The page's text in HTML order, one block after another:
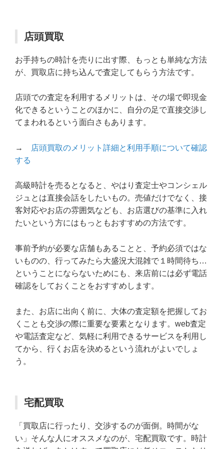
店頭買取
お手持ちの時計を売りに出す際、もっとも単純な方法
が、買取店に持ち込んで査定してもらう方法です。
店頭での査定を利用するメリットは、その場で即現金
化できるということのほかに、自分の足で直接交渉し
てまわれるという面白さもあります。
→
店頭買取のメリット詳細と利用手順について確認
する
高級時計を売るとなると、やはり査定士やコンシェル
ジュとは直接会話をしたいもの。売値だけでなく、接
客対応やお店の雰囲気なども、お店選びの基準に入れ
たいという方にはもっともおすすめの方法です。
事前予約が必要な店舗もあることと、予約必須ではな
いものの、行ってみたら大盛況大混雑で１時間待ち…
ということにならないためにも、来店前には必ず電話
確認をしておくことをおすすめします。
また、お店に出向く前に、大体の査定額を把握してお
くことも交渉の際に重要な要素となります。web査定
や電話査定など、気軽に利用できるサービスを利用し
てから、行くお店を決めるという流れがよいでしょ
う。
宅配買取
「買取店に行ったり、交渉するのが面倒。時間がな
い」そんな人にオススメなのが、宅配買取です。時計